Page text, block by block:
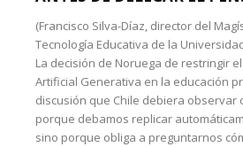
(Francisco Silva-Díaz, director del
Tecnología Educativa de la
La decisión de Noruega de restringir
Artificial Generativa en la educación
discusión que Chile debiera observar
porque debamos replicar
sino porque obliga a preguntarnos